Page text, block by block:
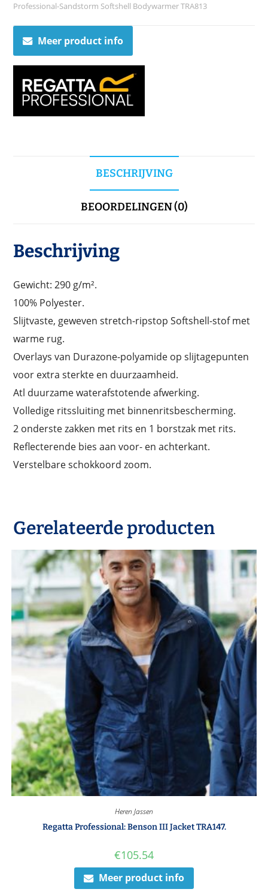
Professional-Sandstorm Softshell Bodywarmer TRA813
Meer product info
BESCHRIJVING
BEOORDELINGEN (0)
Beschrijving
Gewicht: 290 g/m².
100% Polyester.
Slijtvaste, geweven stretch-ripstop Softshell-stof met
warme rug.
Overlays van Durazone-polyamide op slijtagepunten
voor extra sterkte en duurzaamheid.
Atl duurzame waterafstotende afwerking.
Volledige ritssluiting met binnenritsbescherming.
2 onderste zakken met rits en 1 borstzak met rits.
Reflecterende bies aan voor- en achterkant.
Verstelbare schokkoord zoom.
Gerelateerde producten
Heren Jassen
Regatta Professional: Benson III Jacket TRA147.
€105.54
Meer product info